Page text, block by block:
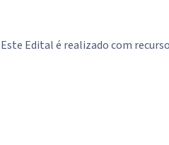
Edital é realizado com